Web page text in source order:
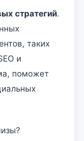
стратегий.
таких
и
поможет